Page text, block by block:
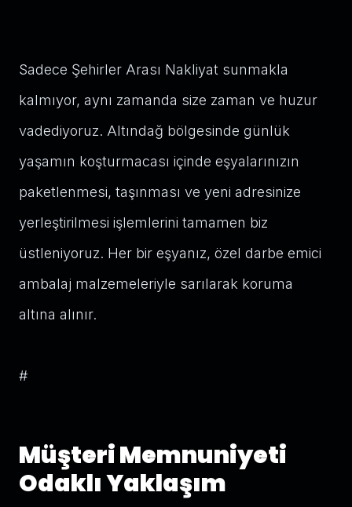
Sadece Şehirler Arası Nakliyat sunmakla
kalmıyor, aynı zamanda size zaman ve huzur
vadediyoruz. Altındağ bölgesinde günlük
yaşamın koşturmacası içinde eşyalarınızın
paketlenmesi, taşınması ve yeni adresinize
yerleştirilmesi işlemlerini tamamen biz
üstleniyoruz. Her bir eşyanız, özel darbe emici
ambalaj malzemeleriyle sarılarak koruma
altına alınır.
#
Müşteri Memnuniyeti
Odaklı Yaklaşım